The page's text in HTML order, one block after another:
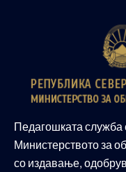
Педагошката служба
Министерството за
со издавање,